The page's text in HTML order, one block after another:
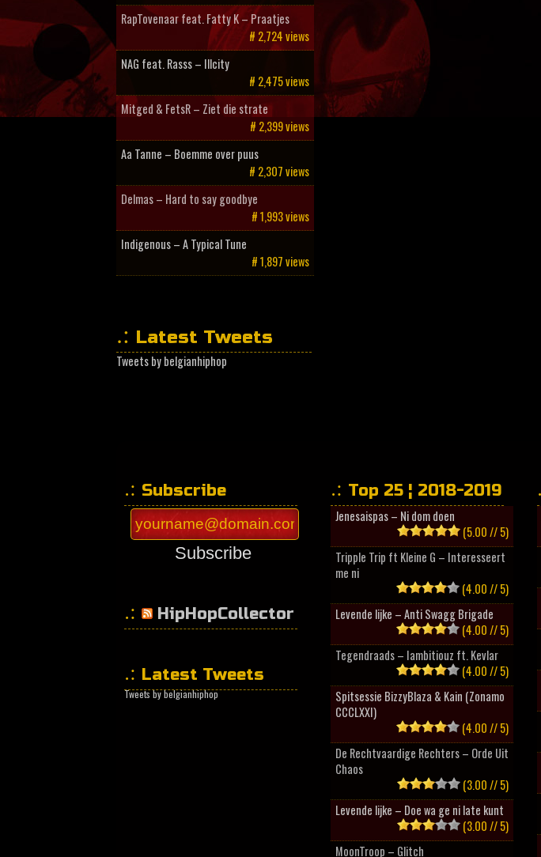
RapTovenaar feat. Fatty K – Praatjes
# 2,724 views
NAG feat. Rasss – Illcity
# 2,475 views
Mitged & FetsR – Ziet die strate
# 2,399 views
Aa Tanne – Boemme over puus
# 2,307 views
Delmas – Hard to say goodbye
# 1,993 views
Indigenous – A Typical Tune
# 1,897 views
Latest Tweets
Tweets by belgianhiphop
Subscribe
Subscribe
HipHopCollector
Latest Tweets
Tweets by belgianhiphop
Top 25 ¦ 2018-2019
Jenesaispas – Ni dom doen
(5.00 // 5)
Tripple Trip ft Kleine G – Interesseert
me ni
(4.00 // 5)
Levende lijke – Anti Swagg Brigade
(4.00 // 5)
Tegendraads – Iambitiouz ft. Kevlar
(4.00 // 5)
Spitsessie BizzyBlaza & Kain (Zonamo
CCCLXXI)
(4.00 // 5)
De Rechtvaardige Rechters – Orde Uit
Chaos
(3.00 // 5)
Levende lijke – Doe wa ge ni late kunt
(3.00 // 5)
MoonTroop – Glitch